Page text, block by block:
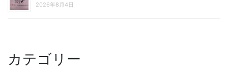
2026年8月4日
カテゴリー